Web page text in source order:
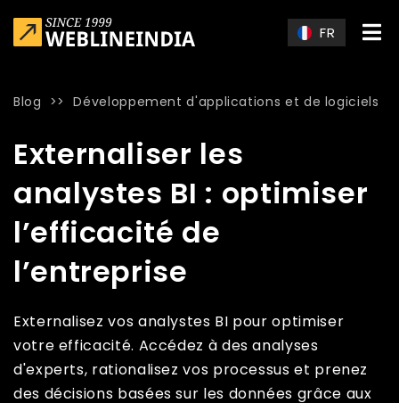
FR
Blog >>Développement d'applications et de logiciels
Externaliser les
analystes BI : optimiser
l’efficacité de
l’entreprise
Externalisez vos analystes BI pour optimiser
votre efficacité. Accédez à des analyses
d'experts, rationalisez vos processus et prenez
des décisions basées sur les données grâce aux